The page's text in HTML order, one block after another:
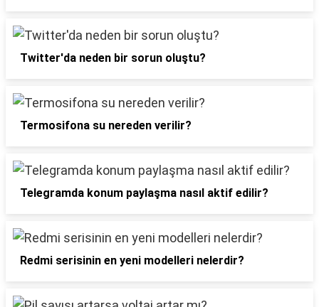
Twitter'da neden bir sorun oluştu?
Termosifona su nereden verilir?
Telegramda konum paylaşma nasıl aktif edilir?
Redmi serisinin en yeni modelleri nelerdir?